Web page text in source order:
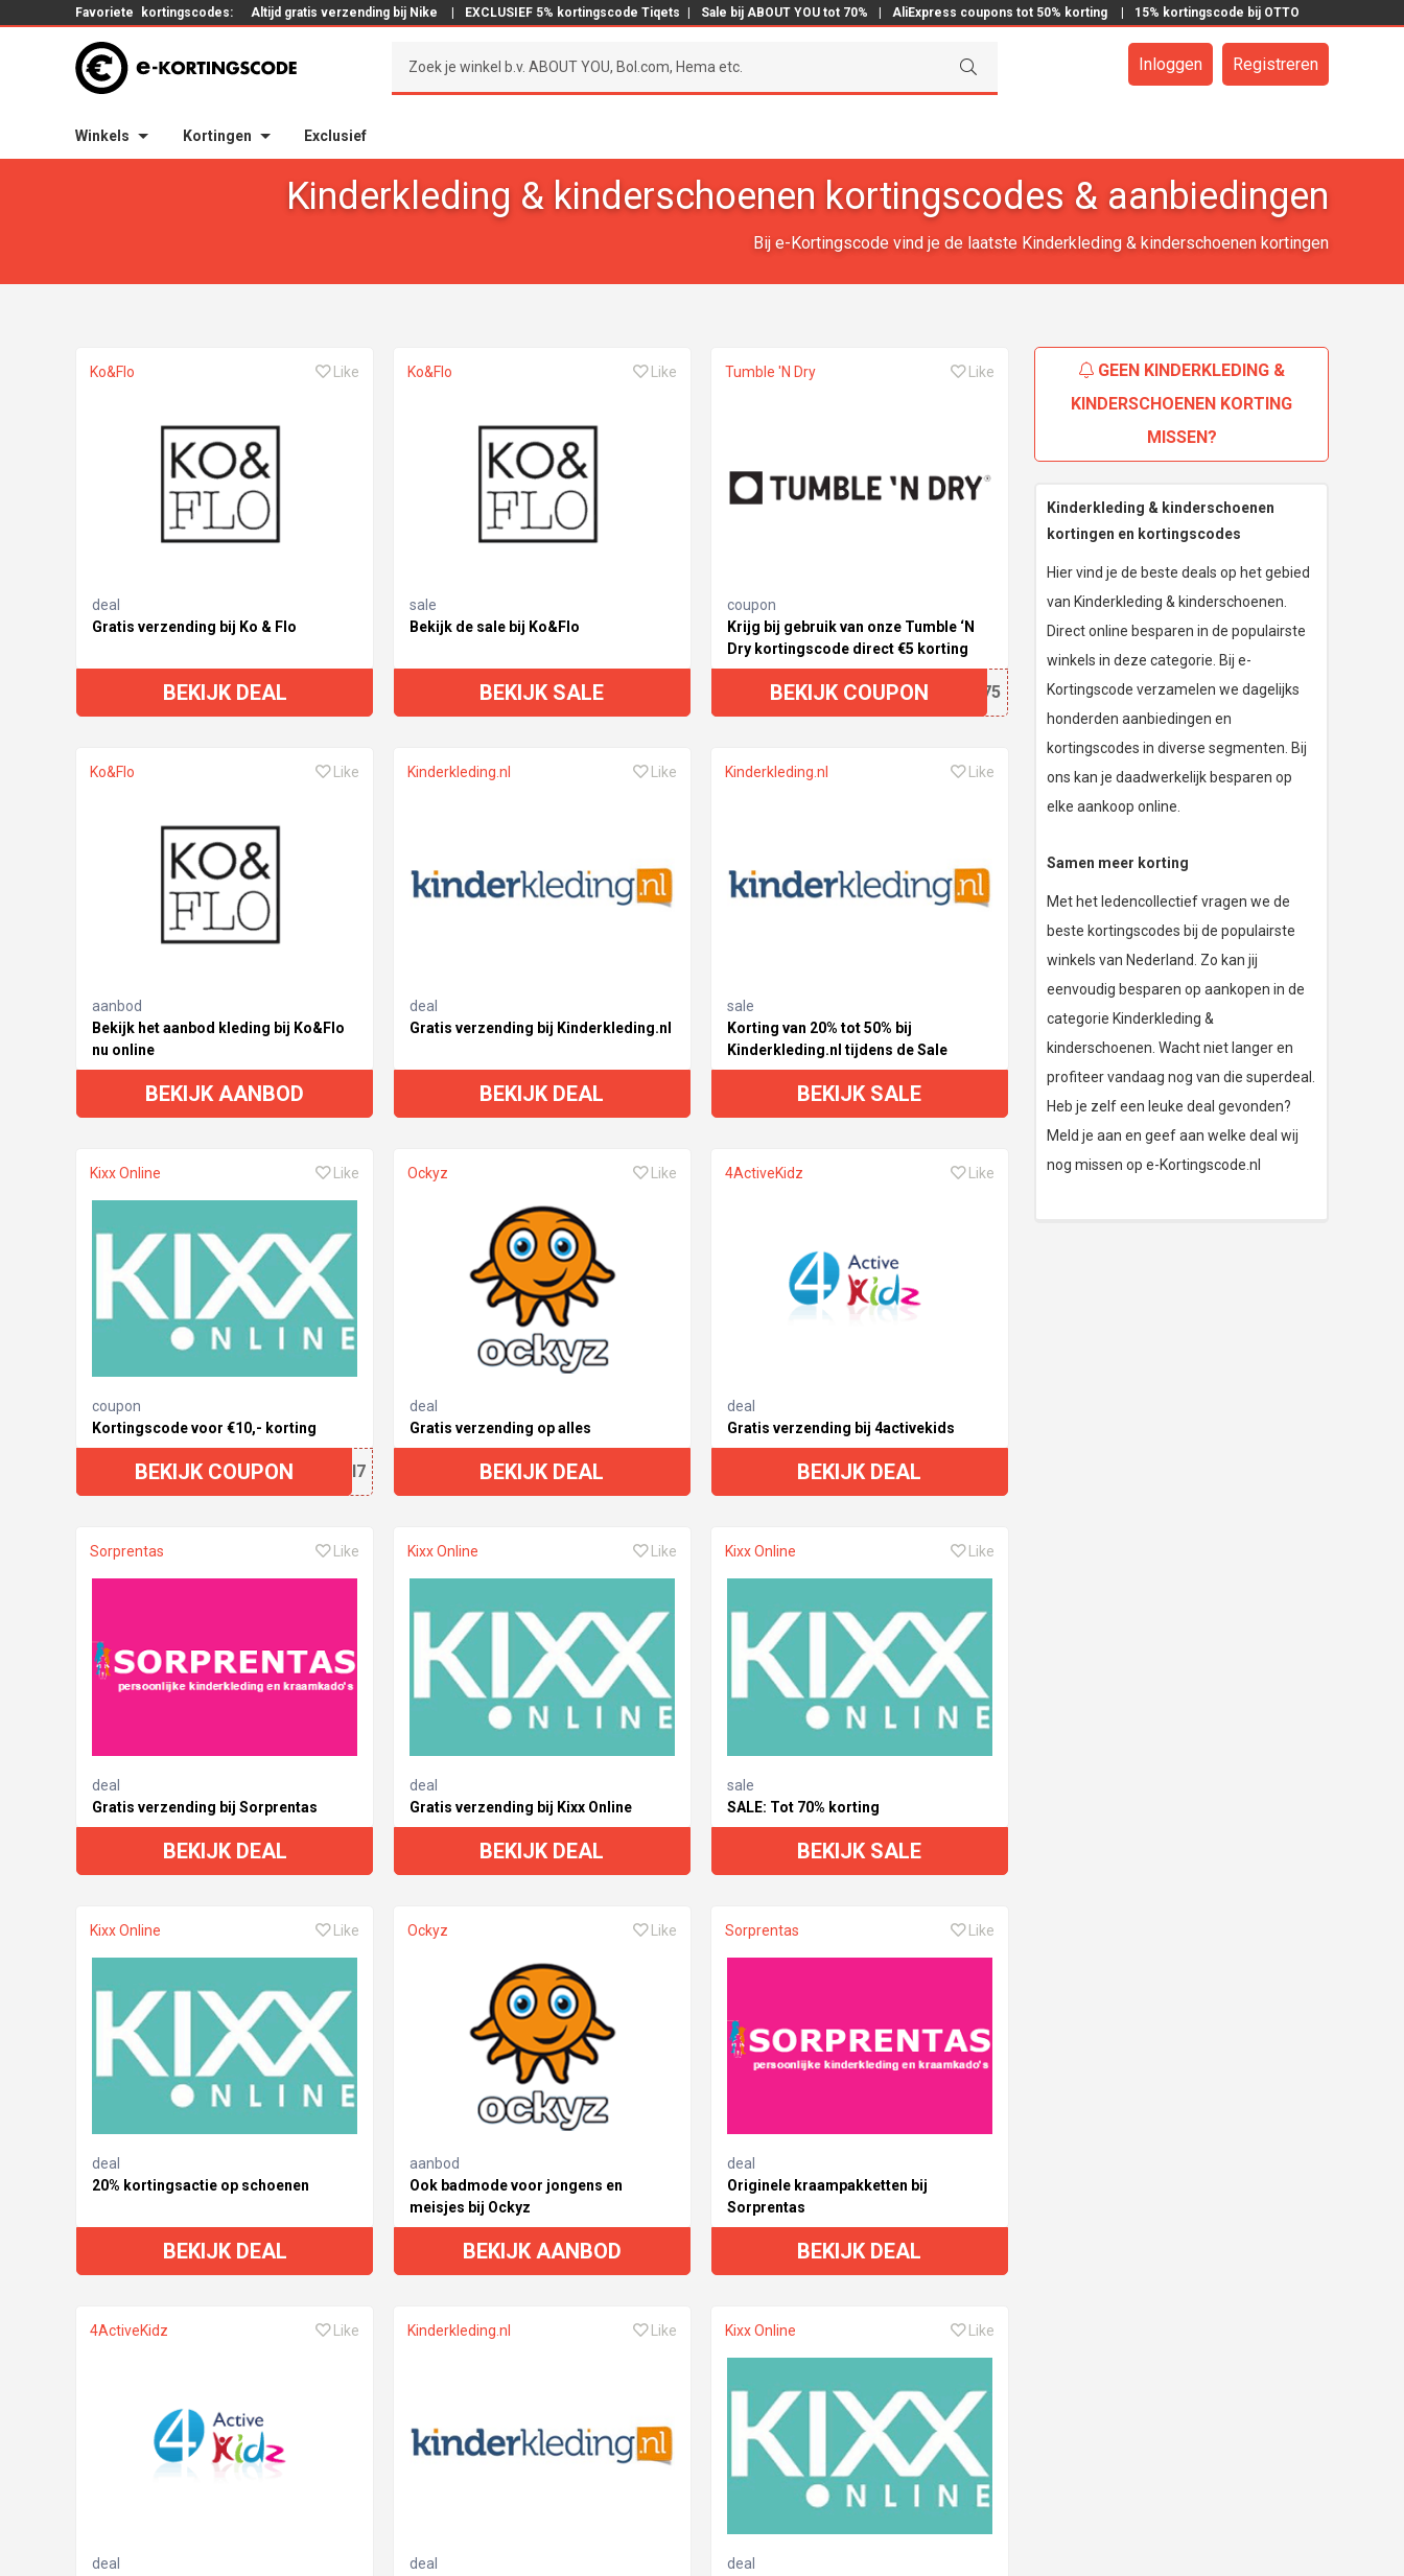
Favoriete kortingscodes: Altijd gratis verzending bij Nike EXCLUSIEF 5% kortingscode Tiqets Sale bij ABOUT YOU tot 70% AliExpress coupons tot 50% korting 15% kortingscode bij OTTO
Inloggen Registreren
Winkels Kortingen Exclusief
Kinderkleding & kinderschoenen kortingscodes & aanbiedingen
Bij e-Kortingscode vind je de laatste Kinderkleding & kinderschoenen kortingen
Ko&Flo Like
deal
Gratis verzending bij Ko & Flo
BEKIJK DEAL
Ko&Flo Like
sale
Bekijk de sale bij Ko&Flo
BEKIJK SALE
Tumble 'N Dry Like
coupon
Krijg bij gebruik van onze Tumble ‘N
Dry kortingscode direct €5 korting
77X75
BEKIJK COUPON
Ko&Flo Like
aanbod
Bekijk het aanbod kleding bij Ko&Flo
nu online
BEKIJK AANBOD
Kinderkleding.nl Like
deal
Gratis verzending bij Kinderkleding.nl
BEKIJK DEAL
Kinderkleding.nl Like
sale
Korting van 20% tot 50% bij
Kinderkleding.nl tijdens de Sale
BEKIJK SALE
Kixx Online Like
coupon
Kortingscode voor €10,- korting
XZGI7
BEKIJK COUPON
Ockyz Like
deal
Gratis verzending op alles
BEKIJK DEAL
4ActiveKidz Like
deal
Gratis verzending bij 4activekids
BEKIJK DEAL
Sorprentas Like
deal
Gratis verzending bij Sorprentas
BEKIJK DEAL
Kixx Online Like
deal
Gratis verzending bij Kixx Online
BEKIJK DEAL
Kixx Online Like
sale
SALE: Tot 70% korting
BEKIJK SALE
Kixx Online Like
deal
20% kortingsactie op schoenen
BEKIJK DEAL
Ockyz Like
aanbod
Ook badmode voor jongens en
meisjes bij Ockyz
BEKIJK AANBOD
Sorprentas Like
deal
Originele kraampakketten bij
Sorprentas
BEKIJK DEAL
4ActiveKidz Like
deal
Kinderkleding.nl Like
deal
Kixx Online Like
deal
GEEN KINDERKLEDING &
KINDERSCHOENEN KORTING
MISSEN?
Kinderkleding & kinderschoenen
kortingen en kortingscodes
Hier vind je de beste deals op het gebied
van Kinderkleding & kinderschoenen.
Direct online besparen in de populairste
winkels in deze categorie. Bij e-
Kortingscode verzamelen we dagelijks
honderden aanbiedingen en
kortingscodes in diverse segmenten. Bij
ons kan je daadwerkelijk besparen op
elke aankoop online.
Samen meer korting
Met het ledencollectief vragen we de
beste kortingscodes bij de populairste
winkels van Nederland. Zo kan jij
eenvoudig besparen op aankopen in de
categorie Kinderkleding &
kinderschoenen. Wacht niet langer en
profiteer vandaag nog van die superdeal.
Heb je zelf een leuke deal gevonden?
Meld je aan en geef aan welke deal wij
nog missen op e-Kortingscode.nl